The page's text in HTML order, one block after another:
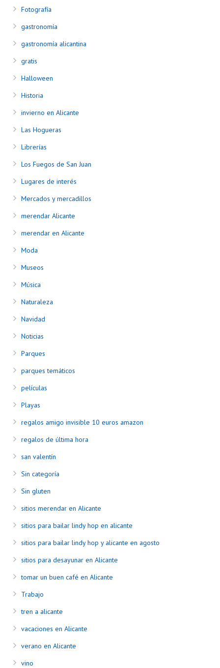
Fotografía
gastronomía
gastronomía alicantina
gratis
Halloween
Historia
invierno en Alicante
Las Hogueras
Librerías
Los Fuegos de San Juan
Lugares de interés
Mercados y mercadillos
merendar Alicante
merendar en Alicante
Moda
Museos
Música
Naturaleza
Navidad
Noticias
Parques
parques temáticos
películas
Playas
regalos amigo invisible 10 euros amazon
regalos de última hora
san valentín
Sin categoría
Sin gluten
sitios merendar en Alicante
sitios para bailar lindy hop en alicante
sitios para bailar lindy hop y alicante en agosto
sitios para desayunar en Alicante
tomar un buen café en Alicante
Trabajo
tren a alicante
vacaciones en Alicante
verano en Alicante
vino